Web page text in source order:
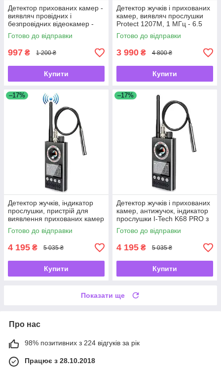
Детектор прихованих камер -
виявляч провідних і
безпровідних відеокамер -
брелок I-Tech X -UKMarket-
Готово до відправки
997 ₴ 1 200 ₴
Купити
Детектор жучків і прихованих
камер, виявляч прослушки
Protect 1207M, 1 МГц - 6.5
ГГц -UKMarket-
Готово до відправки
3 990 ₴ 4 800 ₴
Купити
–17%
Детектор жучків, індикатор
прослушки, пристрій для
виявлення прихованих камер
Protect K-68 -UKMarket-
Готово до відправки
4 195 ₴ 5 035 ₴
Купити
–17%
Детектор жучків і прихованих
камер, антижучок, індикатор
прослушки I-Tech K68 PRO з
функцією пошуку магнітів -
UKMarket-
Готово до відправки
4 195 ₴ 5 035 ₴
Купити
Показати ще
Про нас
98% позитивних з 224 відгуків за рік
Працює з 28.10.2018